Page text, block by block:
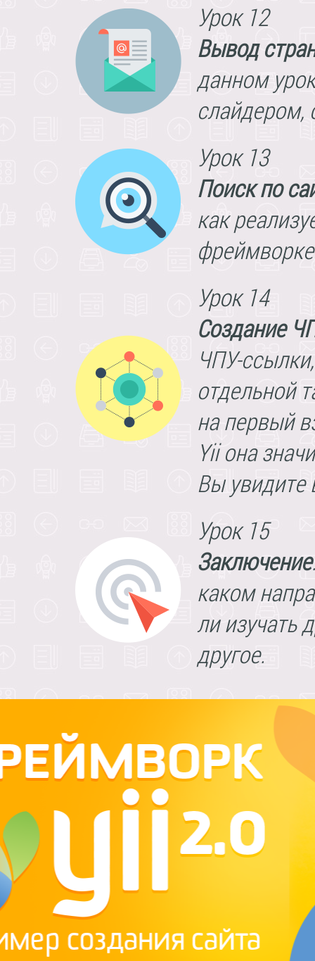
Урок 12
Вывод
данном
слайдером,
Урок 13
Поиск по
как
Урок 14
Создание
ЧПУ-
отдельной
на первый
Yii она
Вы увидите
Урок 15
Заключение
каком
ли изучать
другое.